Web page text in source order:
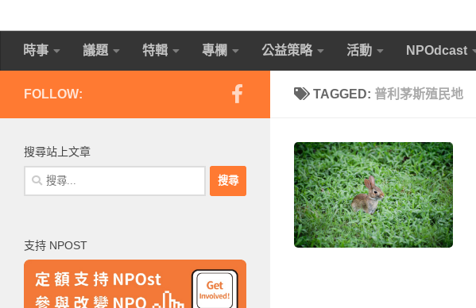
時事 議題 特輯 專欄 公益策略 活動 NPOdcast
TAGGED: 普利茅斯殖民地
FOLLOW:
搜尋站上文章
搜
尋
字:
支持 NPOST